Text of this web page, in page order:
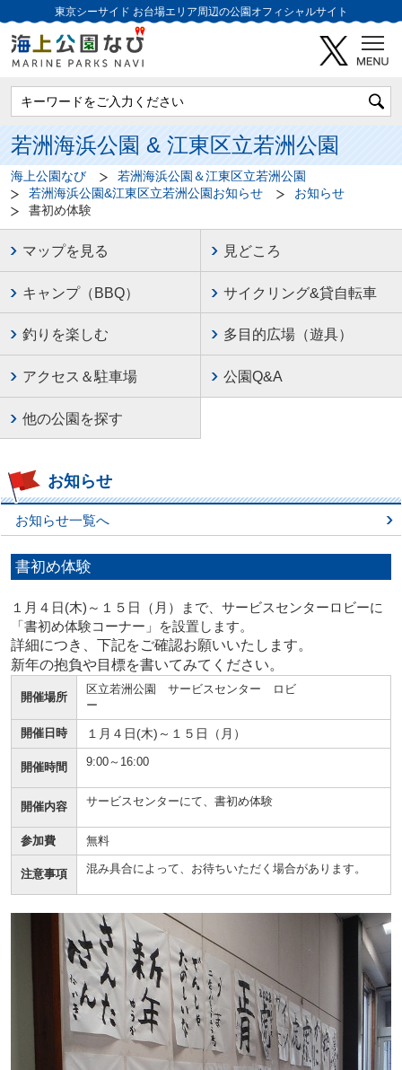
東京シーサイド お台場エリア周辺の公園オフィシャルサイト
若洲海浜公園 & 江東区立若洲公園
海上公園なび
若洲海浜公園＆江東区立若洲公園
若洲海浜公園&江東区立若洲公園お知らせ
お知らせ
書初め体験
マップを見る 見どころ
キャンプ（BBQ） サイクリング&貸自転車
釣りを楽しむ 多目的広場（遊具）
アクセス＆駐車場 公園Q&A
他の公園を探す
お知らせ
お知らせ一覧へ
書初め体験
１月４日(木)～１５日（月）まで、サービスセンターロビーに
「書初め体験コーナー」を設置します。
詳細につき、下記をご確認お願いいたします。
新年の抱負や目標を書いてみてください。
開催場所
区立若洲公園 サービスセンター ロビ
ー
開催日時 １月４日(木)～１５日（月）
開催時間 9:00～16:00
開催内容 サービスセンターにて、書初め体験
参加費 無料
注意事項 混み具合によって、お待ちいただく場合があります。